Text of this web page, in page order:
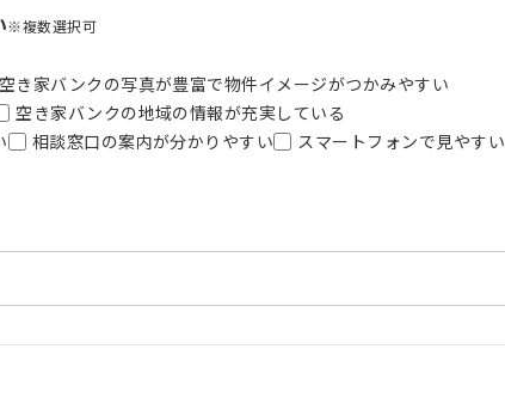
※複数選択可
空き家バンクの写真が豊富で物件イメージがつかみやすい
空き家バンクの地域の情報が充実している
相談窓口の案内が分かりやすい
スマートフォンで見やすい